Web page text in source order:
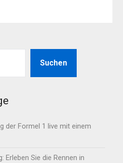
Suchen
der Formel 1 live mit einem
Erleben Sie die Rennen in